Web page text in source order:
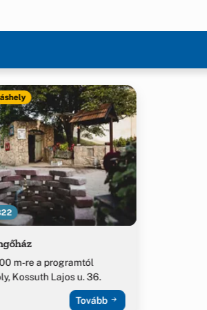
m-re a programtól
Kossuth Lajos u. 36.
Tovább